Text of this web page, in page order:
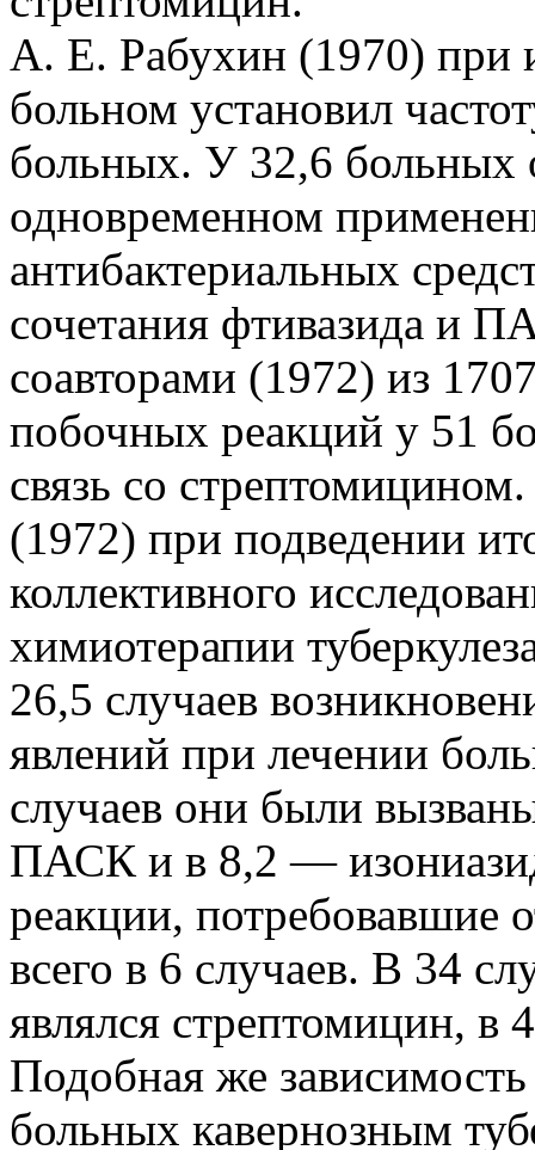
А. Е. Рабухин (1970) при
больном установил
больных. У 32,6 больных
одновременном
антибактериальных
сочетания фтивазида и
соавторами (1972) из
побочных реакций у 51
связь со
(1972) при подведении
коллективного
химиотерапии
26,5 случаев
явлений при лечении
случаев они были
ПАСК и в 8,2 —
реакции, потребовавшие
всего в 6 случаев. В 34
являлся стрептомицин,
Подобная же
больных кавернозным